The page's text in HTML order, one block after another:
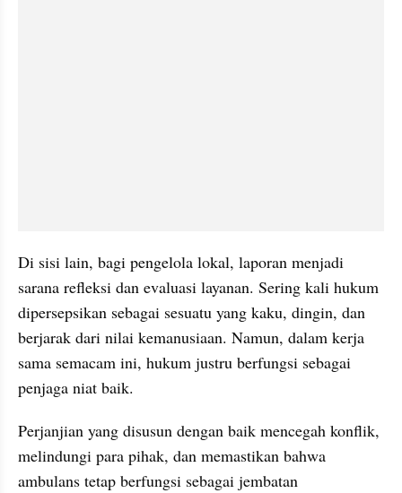
Di sisi lain, bagi pengelola lokal, laporan menjadi
sarana refleksi dan evaluasi layanan. Sering kali hukum
dipersepsikan sebagai sesuatu yang kaku, dingin, dan
berjarak dari nilai kemanusiaan. Namun, dalam kerja
sama semacam ini, hukum justru berfungsi sebagai
penjaga niat baik.
Perjanjian yang disusun dengan baik mencegah konflik,
melindungi para pihak, dan memastikan bahwa
ambulans tetap berfungsi sebagai jembatan